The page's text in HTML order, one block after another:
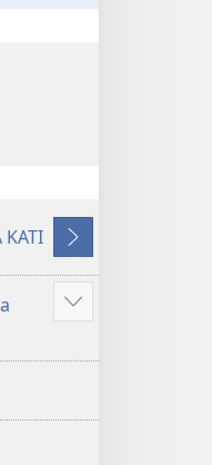
KATI
Oyo
elandi
Show